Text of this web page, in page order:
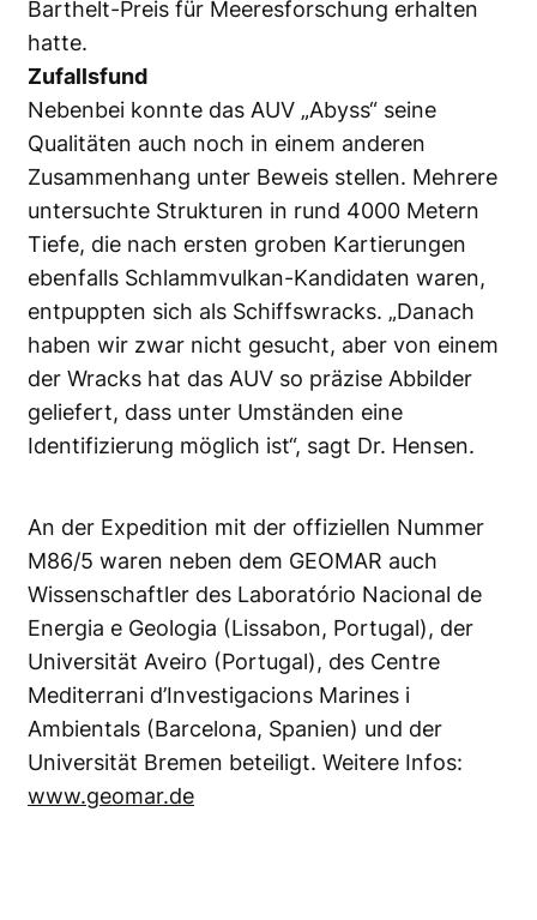
Barthelt-Preis für Meeresforschung erhalten
hatte.
Zufallsfund
Nebenbei konnte das AUV „Abyss“ seine
Qualitäten auch noch in einem anderen
Zusammenhang unter Beweis stellen. Mehrere
untersuchte Strukturen in rund 4000 Metern
Tiefe, die nach ersten groben Kartierungen
ebenfalls Schlammvulkan-Kandidaten waren,
entpuppten sich als Schiffswracks. „Danach
haben wir zwar nicht gesucht, aber von einem
der Wracks hat das AUV so präzise Abbilder
geliefert, dass unter Umständen eine
Identifizierung möglich ist“, sagt Dr. Hensen.
An der Expedition mit der offiziellen Nummer
M86/5 waren neben dem GEOMAR auch
Wissenschaftler des Laboratório Nacional de
Energia e Geologia (Lissabon, Portugal), der
Universität Aveiro (Portugal), des Centre
Mediterrani d’Investigacions Marines i
Ambientals (Barcelona, Spanien) und der
Universität Bremen beteiligt. Weitere Infos:
www.geomar.de